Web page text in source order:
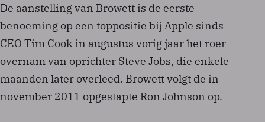
De aanstelling van Browett is de eerste
benoeming op een toppositie bij Apple sinds
CEO Tim Cook in augustus vorig jaar het roer
overnam van oprichter Steve Jobs, die enkele
maanden later overleed. Browett volgt de in
november 2011 opgestapte Ron Johnson op.